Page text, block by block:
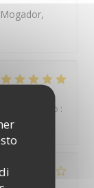
/ Prezzo :